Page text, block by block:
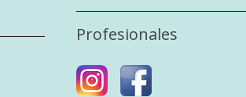
Profesionales